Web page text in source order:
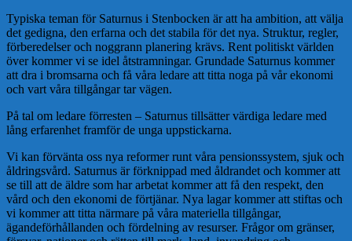
Typiska teman för Saturnus i Stenbocken är att ha ambition, att välja
det gedigna, den erfarna och det stabila för det nya. Struktur, regler,
förberedelser och noggrann planering krävs. Rent politiskt världen
över kommer vi se idel åtstramningar. Grundade Saturnus kommer
att dra i bromsarna och få våra ledare att titta noga på vår ekonomi
och vart våra tillgångar tar vägen.
På tal om ledare förresten – Saturnus tillsätter värdiga ledare med
lång erfarenhet framför de unga uppstickarna.
Vi kan förvänta oss nya reformer runt våra pensionssystem, sjuk och
åldringsvård. Saturnus är förknippad med åldrandet och kommer att
se till att de äldre som har arbetat kommer att få den respekt, den
vård och den ekonomi de förtjänar. Nya lagar kommer att stiftas och
vi kommer att titta närmare på våra materiella tillgångar,
ägandeförhållanden och fördelning av resurser. Frågor om gränser,